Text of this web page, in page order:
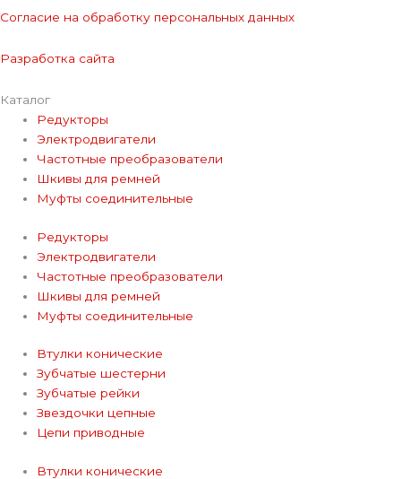
Согласие на обработку персональных данных
Разработка сайта
Каталог
Редукторы
Электродвигатели
Частотные преобразователи
Шкивы для ремней
Муфты соединительные
Редукторы
Электродвигатели
Частотные преобразователи
Шкивы для ремней
Муфты соединительные
Втулки конические
Зубчатые шестерни
Зубчатые рейки
Звездочки цепные
Цепи приводные
Втулки конические